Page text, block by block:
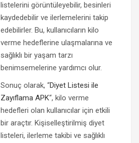
listelerini görüntüleyebilir, besinleri
kaydedebilir ve ilerlemelerini takip
edebilirler. Bu, kullanıcıların kilo
verme hedeflerine ulaşmalarına ve
sağlıklı bir yaşam tarzı
benimsemelerine yardımcı olur.
Sonuç olarak, “Diyet Listesi ile
Zayıflama APK“, kilo verme
hedefleri olan kullanıcılar için etkili
bir araçtır. Kişiselleştirilmiş diyet
listeleri, ilerleme takibi ve sağlıklı